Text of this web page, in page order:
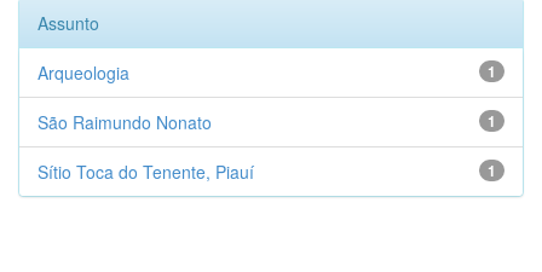
Assunto
1
Arqueologia
1
São Raimundo Nonato
1
Sítio Toca do Tenente, Piauí